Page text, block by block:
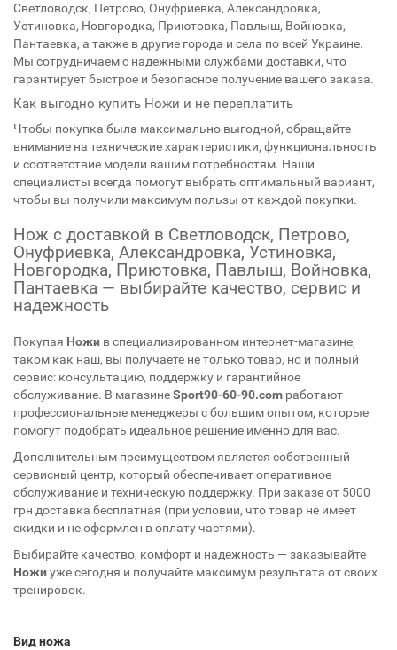
Светловодск, Петрово, Онуфриевка, Александровка,
Устиновка, Новгородка, Приютовка, Павлыш, Войновка,
Пантаевка, а также в другие города и села по всей Украине.
Мы сотрудничаем с надежными службами доставки, что
гарантирует быстрое и безопасное получение вашего заказа.
Как выгодно купить Ножи и не переплатить
Чтобы покупка была максимально выгодной, обращайте
внимание на технические характеристики, функциональность
и соответствие модели вашим потребностям. Наши
специалисты всегда помогут выбрать оптимальный вариант,
чтобы вы получили максимум пользы от каждой покупки.
Нож с доставкой в Светловодск, Петрово,
Онуфриевка, Александровка, Устиновка,
Новгородка, Приютовка, Павлыш, Войновка,
Пантаевка — выбирайте качество, сервис и
надежность
Покупая Ножи в специализированном интернет-магазине,
таком как наш, вы получаете не только товар, но и полный
сервис: консультацию, поддержку и гарантийное
обслуживание. В магазинеSport90-60-90.com работают
профессиональные менеджеры с большим опытом, которые
помогут подобрать идеальное решение именно для вас.
Дополнительным преимуществом является собственный
сервисный центр, который обеспечивает оперативное
обслуживание и техническую поддержку. При заказе от 5000
грн доставка бесплатная (при условии, что товар не имеет
скидки и не оформлен в оплату частями).
Выбирайте качество, комфорт и надежность — заказывайте
Ножиуже сегодня и получайте максимум результата от своих
тренировок.
Вид ножа